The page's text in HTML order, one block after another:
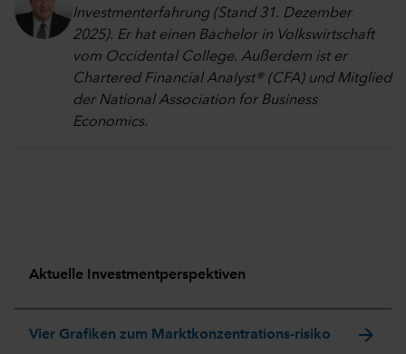
Investmenterfahrung (Stand 31. Dezember
2025). Er hat einen Bachelor in Volkswirtschaft
vom Occidental College. Außerdem ist er
Chartered Financial Analyst® (CFA) und Mitglied
der National Association for Business
Economics.
Aktuelle Investmentperspektiven
Vier Grafiken zum Marktkonzentrations-risiko arrow_forward